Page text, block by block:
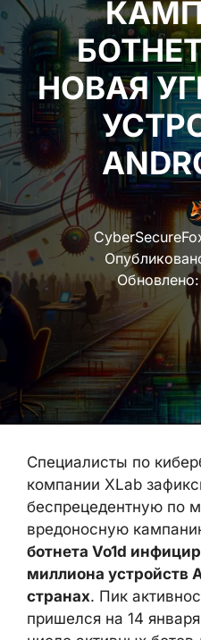
НОВАЯ
Специалисты по
компании XLab
беспрецедентную по
вредоносную
ботнета Vo1d
миллиона устройств
странах. Пик
пришелся на 14